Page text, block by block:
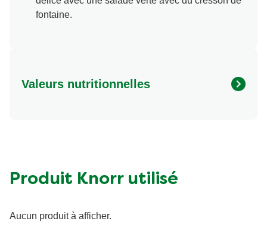
fontaine.
Valeurs nutritionnelles
Matières grasses (g)
Produit Knorr utilisé
Aucun produit à afficher.